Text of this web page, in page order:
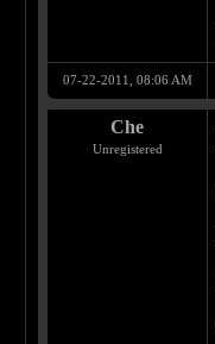
07-22-2011, 08:06 AM
Che
Unregistered